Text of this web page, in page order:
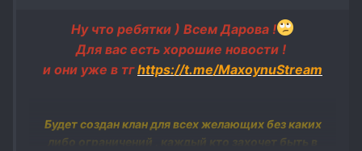
Ну что ребятки ) Всем Дарова !
Для вас есть хорошие новости !
и они уже в тг https://t.me/MaxoynuStream
Будет создан клан для всех желающих без каких
либо ограничений , каждый кто захочет быть в